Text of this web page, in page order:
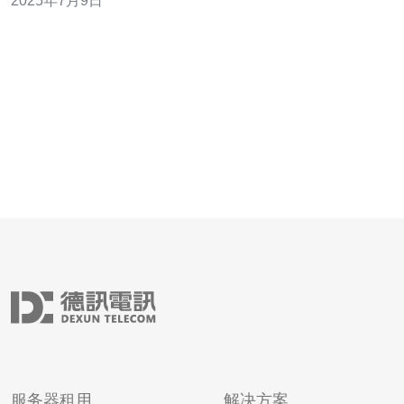
用户青睐。 高防VPS云主机是一种基于虚拟化技术的云服
服务器租用 解决方案